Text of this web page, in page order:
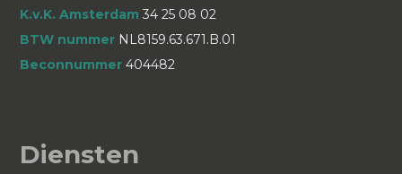
K.v.K. Amsterdam 34 25 08 02
BTW nummer NL8159.63.671.B.01
Beconnummer 404482
Diensten